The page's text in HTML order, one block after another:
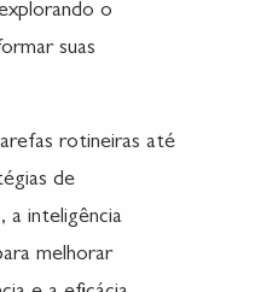
o
suas
rotineiras até
de
a inteligência
melhorar